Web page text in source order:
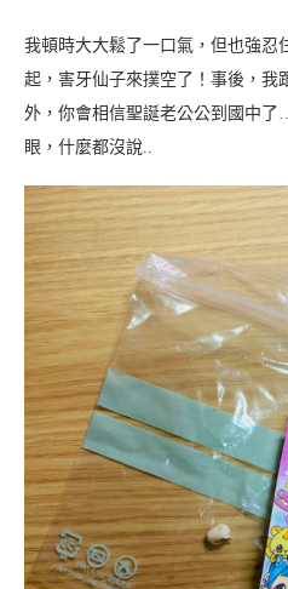
我頓時大大鬆了一口氣，但也強忍
起，害牙仙子來撲空了！事後，我
外，你會相信聖誕老公公到國中
眼，什麼都沒說..